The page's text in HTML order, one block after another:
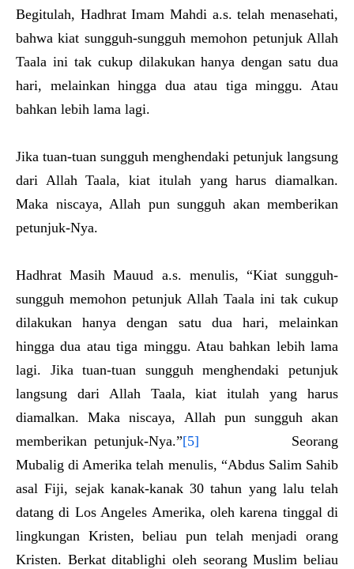
Begitulah, Hadhrat Imam Mahdi a.s. telah menasehati,
bahwa kiat sungguh-sungguh memohon petunjuk Allah
Taala ini tak cukup dilakukan hanya dengan satu dua
hari, melainkan hingga dua atau tiga minggu. Atau
bahkan lebih lama lagi.
Jika tuan-tuan sungguh menghendaki petunjuk langsung
dari Allah Taala, kiat itulah yang harus diamalkan.
Maka niscaya, Allah pun sungguh akan memberikan
petunjuk-Nya.
Hadhrat Masih Mauud a.s. menulis, “Kiat sungguh-
sungguh memohon petunjuk Allah Taala ini tak cukup
dilakukan hanya dengan satu dua hari, melainkan
hingga dua atau tiga minggu. Atau bahkan lebih lama
lagi. Jika tuan-tuan sungguh menghendaki petunjuk
langsung dari Allah Taala, kiat itulah yang harus
diamalkan. Maka niscaya, Allah pun sungguh akan
memberikan petunjuk-Nya.”[5] Seorang
Mubalig di Amerika telah menulis, “Abdus Salim Sahib
asal Fiji, sejak kanak-kanak 30 tahun yang lalu telah
datang di Los Angeles Amerika, oleh karena tinggal di
lingkungan Kristen, beliau pun telah menjadi orang
Kristen. Berkat ditablighi oleh seorang Muslim beliau